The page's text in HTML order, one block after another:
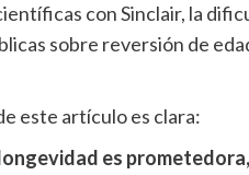
con Sinclair, la
sobre reversión de
este artículo es clara:
es